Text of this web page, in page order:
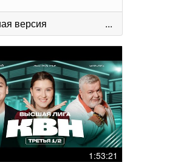
версия ...
1:53:21